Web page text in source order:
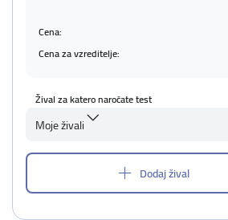
Cena:
Cena za vzreditelje:
Žival za katero naročate test
Moje živali
Dodaj žival